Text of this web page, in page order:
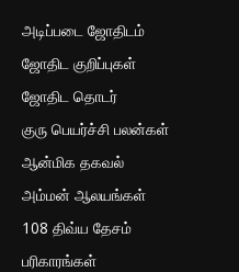
அடிப்படை ஜோதிடம்
ஜோதிட குறிப்புகள்
ஜோதிட தொடர்
குரு பெயர்ச்சி பலன்கள்
ஆன்மிக தகவல்
அம்மன் ஆலயங்கள்
108 திவ்ய தேசம்
பரிகாரங்கள்